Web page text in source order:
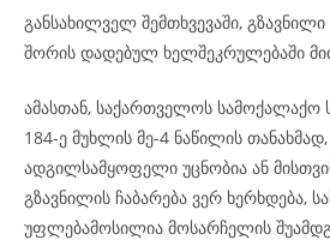
განსახილველ შემთხვევაში, გზავნილი
შორის დადებულ ხელშეკრულებაში
ამასთან, საქართველოს სამოქალაქო
184-ე მუხლის მე-4 ნაწილის
ადგილსამყოფელი უცნობია ან
გზავნილის ჩაბარება ვერ ხერხდება,
უფლებამოსილია მოსარჩელის